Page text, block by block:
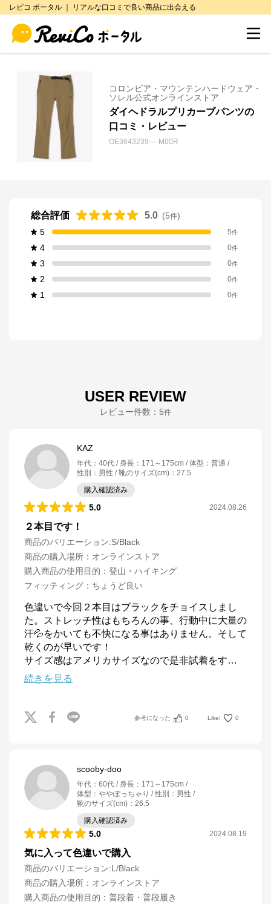
レビコ ポータル ｜ リアルな口コミで良い商品に出会える
コロンビア・マウンテンハードウェア・
ソレル公式オンラインストア
ダイヘドラルプリカーブパンツの
口コミ・レビュー
OE3643239----M00R
総合評価 5.0 (5件)
5
5件
4 0件
3 0件
2 0件
1 0件
USER REVIEW
レビュー件数： 5件
KAZ
年代 ： 40代 身長 ： 171～175cm 体型 ： 普通
性別 ： 男性 靴のサイズ(cm) ： 27.5
購入確認済み
5.0 2024.08.26
２本目です！
商品のバリエーション:S/Black
商品の購入場所 ： オンラインストア
購入商品の使用目的 ： 登山・ハイキング
フィッティング ： ちょうど良い
色違いで今回２本目はブラックをチョイスしまし
た。ストレッチ性はもちろんの事、行動中に大量の
汗💦をかいても不快になる事はありません。そして
乾くのが早いです！
サイズ感はアメリカサイズなので是非試着をす…
続きを見る
参考になった 0 Like! 0
scooby-doo
年代 ： 60代 身長 ： 171～175cm
体型 ： ややぽっちゃり 性別 ： 男性
靴のサイズ(cm) ： 26.5
購入確認済み
5.0 2024.08.19
気に入って色違いで購入
商品のバリエーション:L/Black
商品の購入場所 ： オンラインストア
購入商品の使用目的 ： 普段着・普段履き